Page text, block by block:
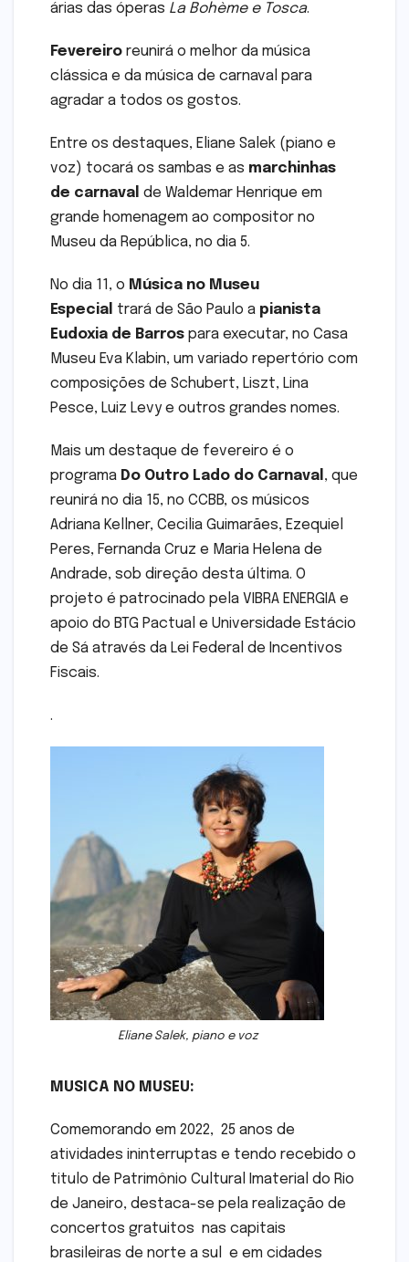
árias das óperas La Bohème e Tosca.
Fevereiro reunirá o melhor da música
clássica e da música de carnaval para
agradar a todos os gostos.
Entre os destaques, Eliane Salek (piano e
voz) tocará os sambas e as marchinhas
de carnaval de Waldemar Henrique em
grande homenagem ao compositor no
Museu da República, no dia 5.
No dia 11, o Música no Museu
Especial trará de São Paulo a pianista
Eudoxia de Barros para executar, no Casa
Museu Eva Klabin, um variado repertório com
composições de Schubert, Liszt, Lina
Pesce, Luiz Levy e outros grandes nomes.
Mais um destaque de fevereiro é o
programa Do Outro Lado do Carnaval , que
reunirá no dia 15, no CCBB, os músicos
Adriana Kellner, Cecilia Guimarães, Ezequiel
Peres, Fernanda Cruz e Maria Helena de
Andrade, sob direção desta última. O
projeto é patrocinado pela VIBRA ENERGIA e
apoio do BTG Pactual e Universidade Estácio
de Sá através da Lei Federal de Incentivos
Fiscais.
.
Eliane Salek, piano e voz
MUSICA NO MUSEU:
Comemorando em 2022, 25 anos de
atividades ininterruptas e tendo recebido o
titulo de Patrimônio Cultural Imaterial do Rio
de Janeiro, destaca-se pela realização de
concertos gratuitos nas capitais
brasileiras de norte a sul e em cidades